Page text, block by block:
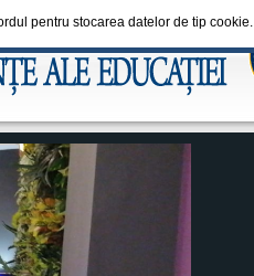
pentru stocarea datelor de tip cookie.